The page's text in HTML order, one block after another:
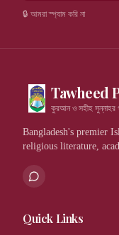
🔒 আমরা স্প্যাম করি না
Tawheed
কুরআন ও সহীহ সুন্নাহর
Bangladesh's premier
religious literature,
Quick Links